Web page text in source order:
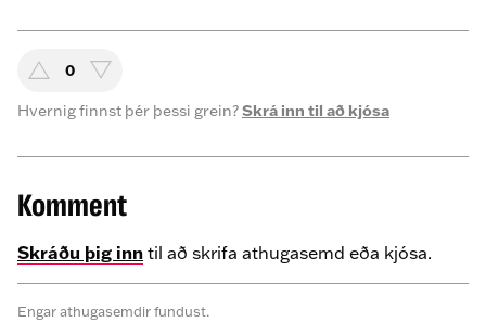
0
Hvernig finnst þér þessi grein?Skrá inn til að kjósa
Komment
Skráðu þig inn til að skrifa athugasemd eða kjósa.
Engar athugasemdir fundust.